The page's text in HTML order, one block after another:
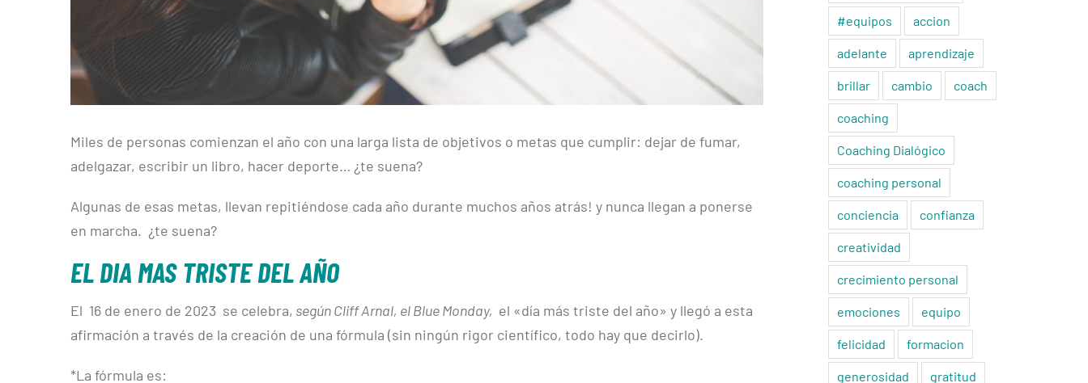
Miles de personas comienzan el año con una larga lista de objetivos o metas que cumplir: dejar de fumar,
adelgazar, escribir un libro, hacer deporte… ¿te suena?
Algunas de esas metas, llevan repitiéndose cada año durante muchos años atrás! y nunca llegan a ponerse
en marcha. ¿te suena?
EL DIA MAS TRISTE DEL AÑO
El 16 de enero de 2023 se celebra, según Cliff Arnal, el Blue Monday, el «día más triste del año» y llegó a esta
afirmación a través de la creación de una fórmula (sin ningún rigor científico, todo hay que decirlo).
*La fórmula es:
#equipos accion
adelante aprendizaje
brillar cambio coach
coaching
Coaching Dialógico
coaching personal
conciencia confianza
creatividad
crecimiento personal
emociones equipo
felicidad formacion
generosidad gratitud